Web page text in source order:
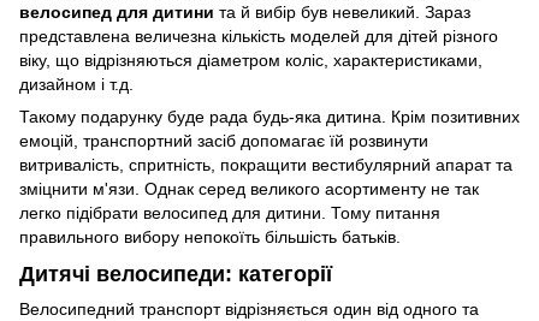
велосипед для дитини та й вибір був невеликий. Зараз
представлена величезна кількість моделей для дітей різного
віку, що відрізняються діаметром коліс, характеристиками,
дизайном і т.д.
Такому подарунку буде рада будь-яка дитина. Крім позитивних
емоцій, транспортний засіб допомагає їй розвинути
витривалість, спритність, покращити вестибулярний апарат та
зміцнити м'язи. Однак серед великого асортименту не так
легко підібрати велосипед для дитини. Тому питання
правильного вибору непокоїть більшість батьків.
Дитячі велосипеди: категорії
Велосипедний транспорт відрізняється один від одного та